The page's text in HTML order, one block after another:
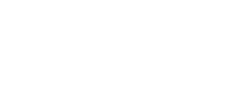
raktáron levő termékeinket, vagy